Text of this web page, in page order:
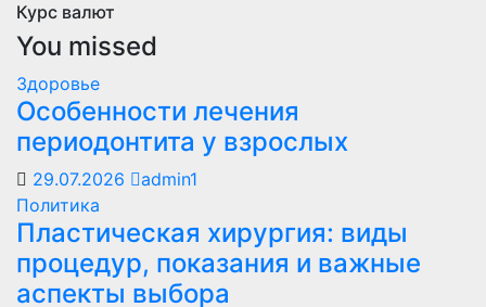
Курс валют
You missed
Здоровье
Особенности лечения
периодонтита у взрослых
29.07.2026
admin1
Политика
Пластическая хирургия: виды
процедур, показания и важные
аспекты выбора